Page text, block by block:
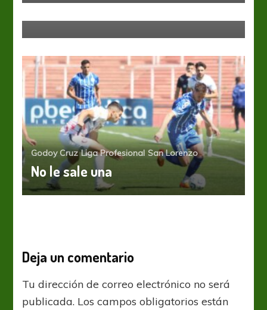
Godoy Cruz Liga Profesional San Lorenzo
No le sale una
Deja un comentario
Tu dirección de correo electrónico no será
publicada. Los campos obligatorios están